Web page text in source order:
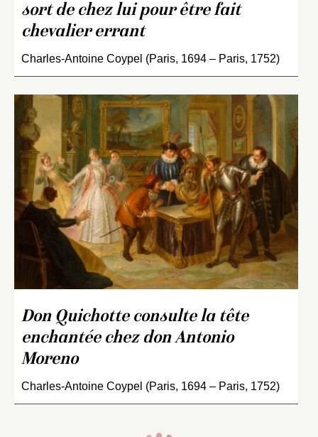
sort de chez lui pour être fait
chevalier errant
Charles-Antoine Coypel (Paris, 1694 – Paris, 1752)
Don Quichotte consulte la tête
enchantée chez don Antonio
Moreno
Charles-Antoine Coypel (Paris, 1694 – Paris, 1752)